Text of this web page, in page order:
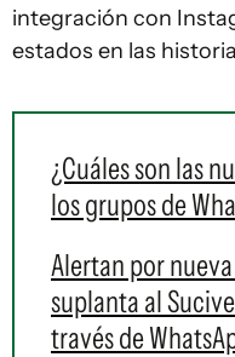
integración con
estados en las
¿Cuáles son las
los grupos de
Alertan por
suplanta al
través de